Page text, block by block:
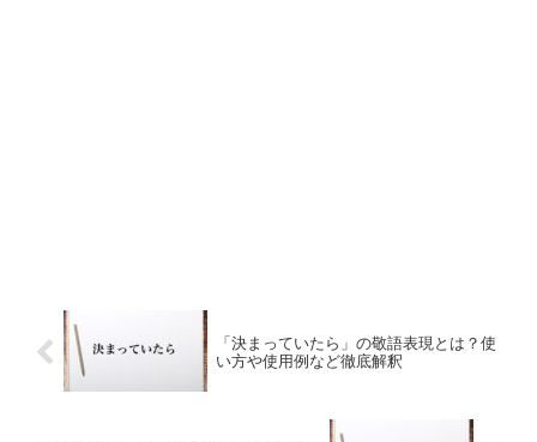
「決まっていたら」の敬語表現とは？使
い方や使用例など徹底解釈